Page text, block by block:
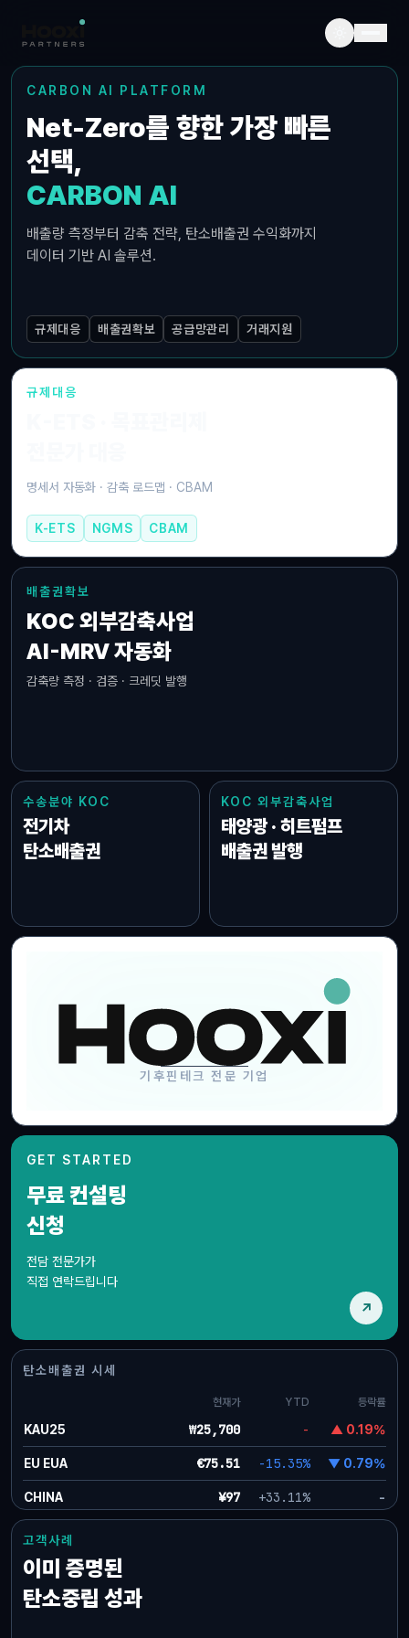
CARBON AI PLATFORM
Net-Zero를 향한 가장 빠른
선택,
CARBON AI
배출량 측정부터 감축 전략, 탄소배출권 수익화까지
데이터 기반 AI 솔루션.
규제대응 배출권확보 공급망관리 거래지원
규제대응
명세서 자동화 · 감축 로드맵 · CBAM
K-ETS NGMS CBAM
배출권확보
KOC 외부감축사업
AI-MRV 자동화
감축량 측정 · 검증 · 크레딧 발행
수송분야 KOC
전기차
탄소배출권
KOC 외부감축사업
태양광 · 히트펌프
배출권 발행
기후핀테크 전문 기업
분야별 전문가
Series A One-Stop 지원
배출권 발굴·거래, 규제대응
GET STARTED
무료 컨설팅
신청
전담 전문가가
직접 연락드립니다
↗
규제대응
K-ETS · CBAM
Scope 3 · PCF
탄소배출권 시세
현재가 YTD 등락률
KAU25 ₩25,700 - ▲ 0.19%
EU EUA €75.51 -15.35% ▼ 0.79%
CHINA ¥97 +33.11% -
고객사례
이미 증명된
탄소중립 성과